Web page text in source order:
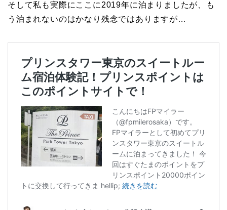
そして私も実際にここに2019年に泊まりましたが、も
う泊まれないのはかなり残念ではありますが…